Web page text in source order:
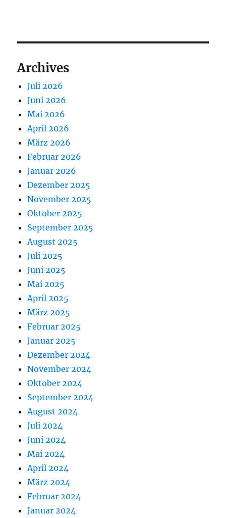
Archives
Juli 2026
Juni 2026
Mai 2026
April 2026
März 2026
Februar 2026
Januar 2026
Dezember 2025
November 2025
Oktober 2025
September 2025
August 2025
Juli 2025
Juni 2025
Mai 2025
April 2025
März 2025
Februar 2025
Januar 2025
Dezember 2024
November 2024
Oktober 2024
September 2024
August 2024
Juli 2024
Juni 2024
Mai 2024
April 2024
März 2024
Februar 2024
Januar 2024